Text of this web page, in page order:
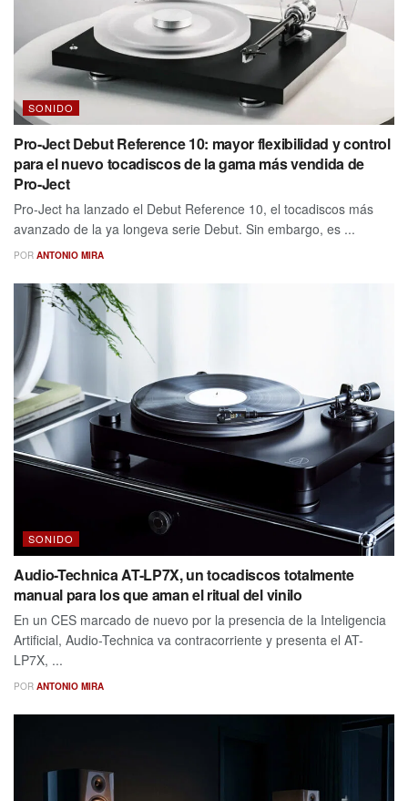
SONIDO
Pro-Ject Debut Reference 10: mayor flexibilidad y control
para el nuevo tocadiscos de la gama más vendida de
Pro-Ject
Pro-Ject ha lanzado el Debut Reference 10, el tocadiscos más
avanzado de la ya longeva serie Debut. Sin embargo, es ...
POR ANTONIO MIRA
SONIDO
Audio-Technica AT-LP7X, un tocadiscos totalmente
manual para los que aman el ritual del vinilo
En un CES marcado de nuevo por la presencia de la Inteligencia
Artificial, Audio-Technica va contracorriente y presenta el AT-
LP7X, ...
POR ANTONIO MIRA